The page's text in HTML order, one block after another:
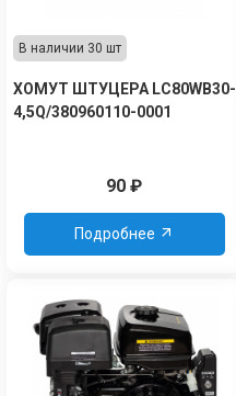
В наличии 30 шт
ХОМУТ ШТУЦЕРА LC80WB30-
4,5Q/380960110-0001
90 ₽
Подробнее